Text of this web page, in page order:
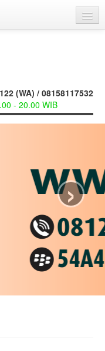
(WA) / 08158117532
- 20.00 WIB
›